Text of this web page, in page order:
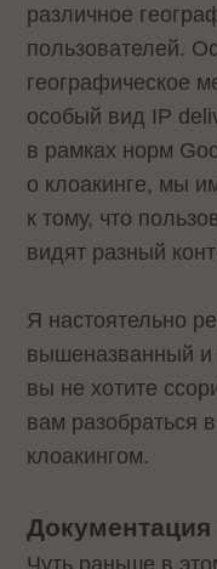
различное
пользователей.
географическое
особый вид IP
в рамках норм
о клоакинге, мы
к тому, что
видят разный
Я настоятельно
вышеназванный и
вы не хотите
вам разобраться
клоакингом.
Документация